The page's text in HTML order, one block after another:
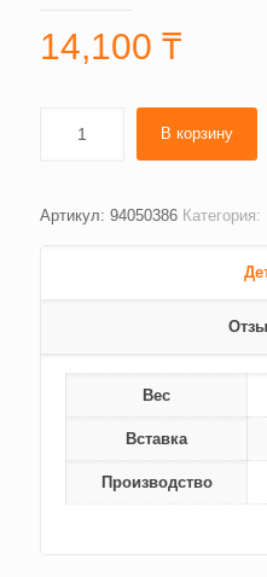
14,100 ₸
В корзину
Артикул: 94050386 Категория:
Вес
Вставка
Производство